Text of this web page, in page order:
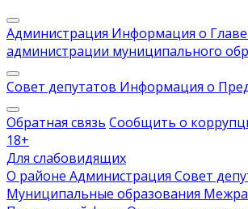
Администрация Информация о
администрации муниципального
Совет депутатов Информация о
Обратная связь Сообщить о
18+
Для слабовидящих
О районе Администрация Совет
Муниципальные образования